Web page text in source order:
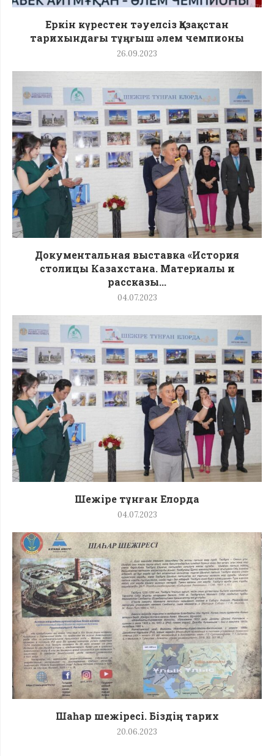
Еркін күрестен тәуелсіз Қазақстан
тарихындағы тұңғыш әлем чемпионы
26.09.2023
Документальная выставка «История
столицы Казахстана. Материалы и
рассказы...
04.07.2023
Шежіре тұнған Елорда
04.07.2023
Шаһар шежіресі. Біздің тарих
20.06.2023